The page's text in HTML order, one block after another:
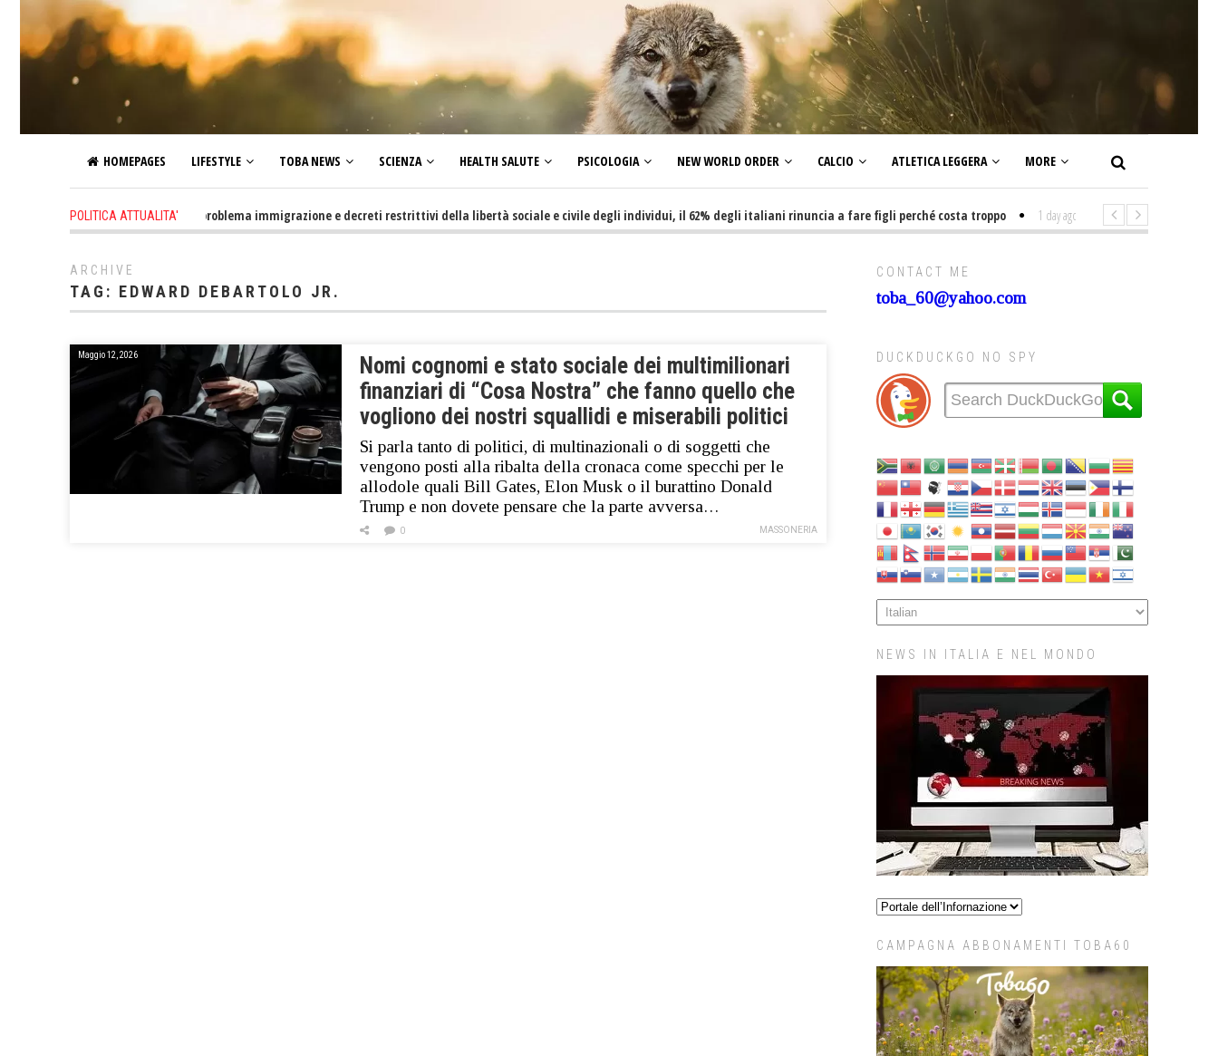
HOMEPAGES LIFESTYLE TOBA NEWS SCIENZA HEALTH SALUTE PSICOLOGIA NEW WORLD ORDER CALCIO ATLETICA LEGGERA MORE
POLITICA ATTUALITA'
3 hours ago - Altro che problema immigrazione e decreti restrittivi della libertà sociale e civile degli individui, il 62% degli italiani rinuncia a fare figli perché costa troppo 1 day ago - Non mi interesso di politica
ARCHIVE
TAG: EDWARD DEBARTOLO JR.
Maggio 12, 2026
Nomi cognomi e stato sociale dei multimilionari
finanziari di “Cosa Nostra” che fanno quello che
vogliono dei nostri squallidi e miserabili politici
Si parla tanto di politici, di multinazionali o di soggetti che
vengono posti alla ribalta della cronaca come specchi per le
allodole quali Bill Gates, Elon Musk o il burattino Donald
Trump e non dovete pensare che la parte avversa…
MASSONERIA
0
CONTACT ME
toba_60@yahoo.com
DUCKDUCKGO NO SPY
NEWS IN ITALIA E NEL MONDO
CAMPAGNA ABBONAMENTI TOBA60